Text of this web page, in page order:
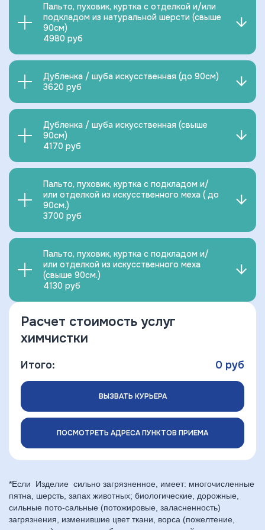
Пальто, пуховик, куртка с отделкой и/или
подкладом из натуральной шерсти (свыше
90см)
4980 руб
Дубленка / шуба искусственная (до 90см)
3620 руб
Дубленка / шуба искусственная (свыше
90см)
4170 руб
Пальто, пуховик, куртка с подкладом и/
или отделкой из искусственного меха ( до
90см.)
3700 руб
Пальто, пуховик, куртка с подкладом и/
или отделкой из искусственного меха
(свыше 90см.)
4130 руб
Расчет стоимость услуг
химчистки
Итого: 0 руб
ВЫЗВАТЬ КУРЬЕРА
ПОСМОТРЕТЬ АДРЕСА ПУНКТОВ ПРИЕМА
*Если Изделие сильно загрязненное, имеет: многочисленные
пятна, шерсть, запах животных; биологические, дорожные,
сильные пото-сальные (потожировые, заласненность)
загрязнения, изменившие цвет ткани, ворса (пожелтение,